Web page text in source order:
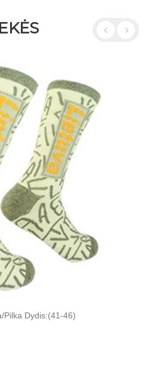
pilka Dydis:(41-46)